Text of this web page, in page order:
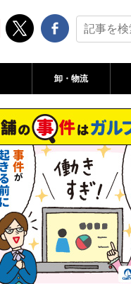
卸・物流